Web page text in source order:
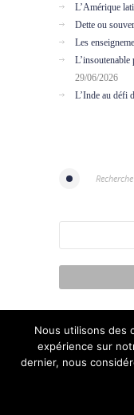
L’Amérique
Dette ou
Les
L’insoutenable
29/06/2026
L’Inde au défi
Recherche
Nous utilisons des
expérience sur
dernier, nous